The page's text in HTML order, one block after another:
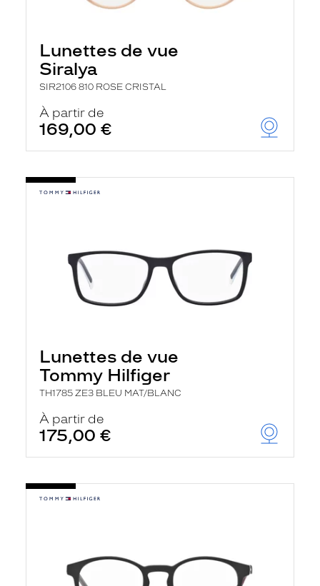
Lunettes de vue
Siralya
SIR2106 810 ROSE CRISTAL
À partir de
169,00 €
Lunettes de vue
Tommy Hilfiger
TH1785 ZE3 BLEU MAT/BLANC
À partir de
175,00 €